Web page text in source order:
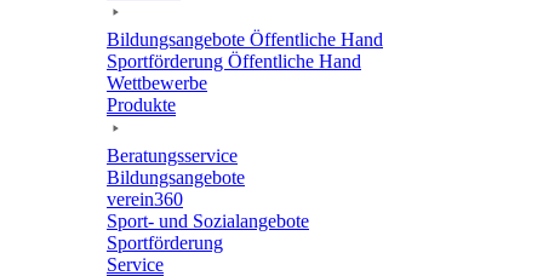
Bildungs­an­ge­bote Öffent­li­che Hand
Sport­för­de­rung Öffent­li­che Hand
Wett­be­werbe
Produkte
Bera­tungs­ser­vice
Bildungs­an­ge­bote
verein360
Sport- und Sozialangebote
Sport­för­de­rung
Service